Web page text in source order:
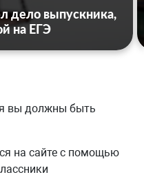
дело выпускника,
на ЕГЭ
вы должны быть
на сайте с помощью